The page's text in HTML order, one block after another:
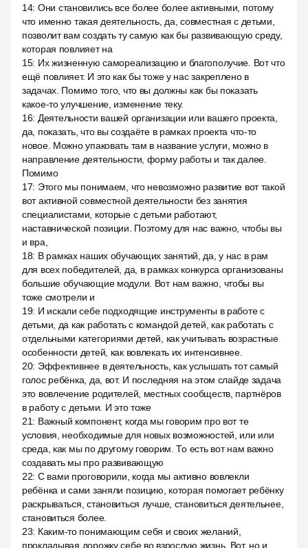
14: Они становились все более более активными, потому
что именно такая деятельность, да, совместная с детьми,
позволит вам создать ту самую как бы развивающую среду,
которая повлияет на
15: Их жизненную самореализацию и благополучие. Вот что
ещё повлияет. И это как бы тоже у нас закреплено в
задачах. Помимо того, что вы должны как бы показать
какое-то улучшение, изменение теку.
16: Деятельности вашей организации или вашего проекта,
да, показать, что вы создаёте в рамках проекта что-то
новое. Можно упаковать там в название услуги, можно в
направление деятельности, форму работы и так далее.
Помимо
17: Этого мы понимаем, что невозможно развитие вот такой
вот активной совместной деятельности без занятия
специалистами, которые с детьми работают,
наставнической позиции. Поэтому для нас важно, чтобы вы
и вра,
18: В рамках наших обучающих занятий, да, у нас в рам
для всех победителей, да, в рамках конкурса организованы
большие обучающие модули. Вот нам важно, чтобы вы
тоже смотрели и
19: И искали себе подходящие инструменты в работе с
детьми, да как работать с командой детей, как работать с
отдельными категориями детей, как учитывать возрастные
особенности детей, как вовлекать их интенсивнее.
20: Эффективнее в деятельность, как услышать тот самый
голос ребёнка, да, вот. И последняя на этом слайде задача
это вовлечение родителей, местных сообществ, партнёров
в работу с детьми. И это тоже
21: Важный компонент, когда мы говорим про вот те
условия, необходимые для новых возможностей, или или
среда, как мы по другому говорим. То есть вот нам важно
создавать мы про развивающую
22: С вами проговорили, когда мы активно вовлекли
ребёнка и сами заняли позицию, которая помогает ребёнку
раскрываться, становиться лучше, становиться деятельнее,
становиться более.
23: Каким-то понимающим себя и своих желаний,
прокладывая дорожку себе во взрослую жизнь. Вот, но и